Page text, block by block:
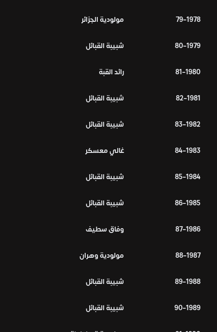
1978–79 مولودية الجزائر
1979–80 شبيبة القبائل
1980–81 رائد القبة
1981–82 شبيبة القبائل
1982–83 شبيبة القبائل
1983–84 غالي معسكر
1984–85 شبيبة القبائل
1985–86 شبيبة القبائل
1986–87 وفاق سطيف
1987–88 مولودية وهران
1988–89 شبيبة القبائل
1989–90 شبيبة القبائل